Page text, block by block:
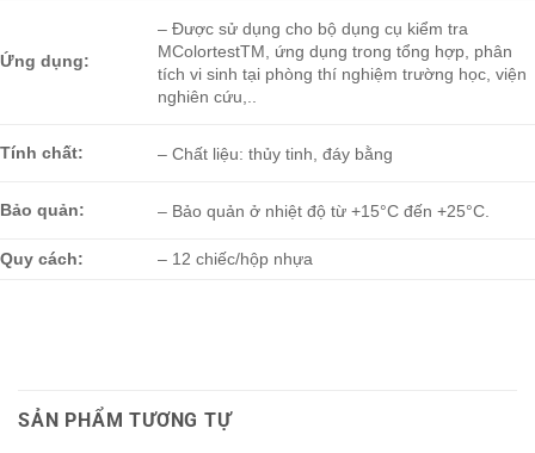
Ứng dụng:
– Được sử dụng cho bộ dụng cụ kiểm tra
MColortestTM, ứng dụng trong tổng hợp, phân
tích vi sinh tại phòng thí nghiệm trường học, viện
nghiên cứu,..
Tính chất: – Chất liệu: thủy tinh, đáy bằng
Bảo quản: – Bảo quản ở nhiệt độ từ +15°C đến +25°C.
Quy cách: – 12 chiếc/hộp nhựa
SẢN PHẨM TƯƠNG TỰ